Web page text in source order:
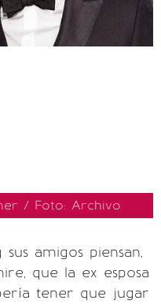
/ Foto: Archivo
amigos piensan,
que la ex esposa
tener que jugar